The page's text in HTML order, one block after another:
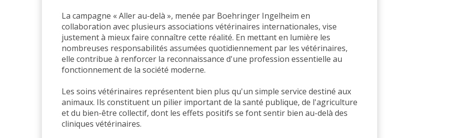
La campagne « Aller au-delà », menée par Boehringer Ingelheim en
collaboration avec plusieurs associations vétérinaires internationales, vise
justement à mieux faire connaître cette réalité. En mettant en lumière les
nombreuses responsabilités assumées quotidiennement par les vétérinaires,
elle contribue à renforcer la reconnaissance d'une profession essentielle au
fonctionnement de la société moderne.
Les soins vétérinaires représentent bien plus qu'un simple service destiné aux
animaux. Ils constituent un pilier important de la santé publique, de l'agriculture
et du bien-être collectif, dont les effets positifs se font sentir bien au-delà des
cliniques vétérinaires.